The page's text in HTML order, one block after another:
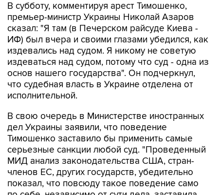
В субботу, комментируя арест Тимошенко,
премьер-министр Украины Николай Азаров
сказал: "Я там (в Печерском райсуде Киева -
ИФ) был вчера и своими глазами убедился, как
издевались над судом. Я никому не советую
издеваться над судом, потому что суд - одна из
основ нашего государства". Он подчеркнул,
что судебная власть в Украине отделена от
исполнительной.
В свою очередь в Министерстве иностранных
дел Украины заявили, что поведение
Тимошенко заставило бы применить самые
серьезные санкции любой суд. "Проведенный
МИД анализ законодательства США, стран-
членов ЕС, других государств, убедительно
показал, что повсюду такое поведение само